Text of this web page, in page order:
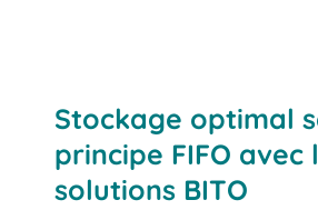
Stockage optimal
principe FIFO avec
solutions BITO